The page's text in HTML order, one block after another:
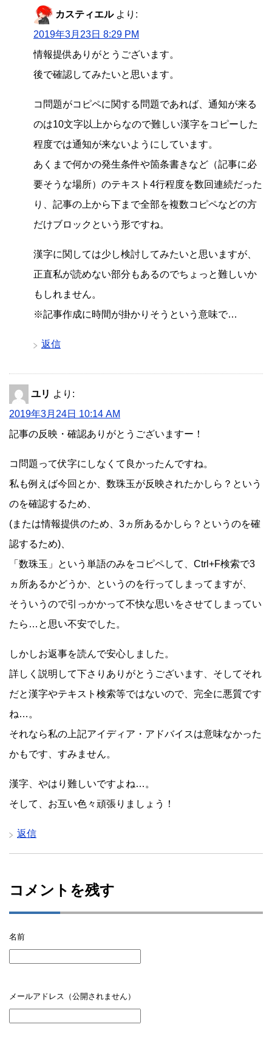
カスティエル より:
2019年3月23日 8:29 PM
情報提供ありがとうございます。
後で確認してみたいと思います。
コ問題がコピペに関する問題であれば、通知が来る
のは10文字以上からなので難しい漢字をコピーした
程度では通知が来ないようにしています。
あくまで何かの発生条件や箇条書きなど（記事に必
要そうな場所）のテキスト4行程度を数回連続だった
り、記事の上から下まで全部を複数コピペなどの方
だけブロックという形ですね。
漢字に関しては少し検討してみたいと思いますが、
正直私が読めない部分もあるのでちょっと難しいか
もしれません。
※記事作成に時間が掛かりそうという意味で…
返信
ユリ より:
2019年3月24日 10:14 AM
記事の反映・確認ありがとうございますー！
コ問題って伏字にしなくて良かったんですね。
私も例えば今回とか、数珠玉が反映されたかしら？という
のを確認するため、
(または情報提供のため、3ヵ所あるかしら？というのを確
認するため)、
「数珠玉」という単語のみをコピペして、Ctrl+F検索で3
ヵ所あるかどうか、というのを行ってしまってますが、
そういうので引っかかって不快な思いをさせてしまってい
たら…と思い不安でした。
しかしお返事を読んで安心しました。
詳しく説明して下さりありがとうございます、そしてそれ
だと漢字やテキスト検索等ではないので、完全に悪質です
ね…。
それなら私の上記アイディア・アドバイスは意味なかった
かもです、すみません。
漢字、やはり難しいですよね…。
そして、お互い色々頑張りましょう！
返信
コメントを残す
名前
メールアドレス（公開されません）